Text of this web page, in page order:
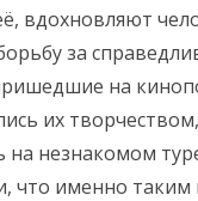
вдохновляют
за
на
их
на незнакомом
что именно